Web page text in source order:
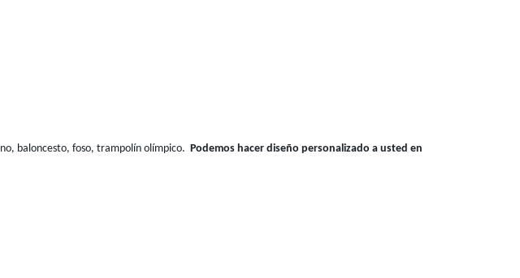
baloncesto, foso, trampolín olímpico. Podemos hacer diseño personalizado a usted en